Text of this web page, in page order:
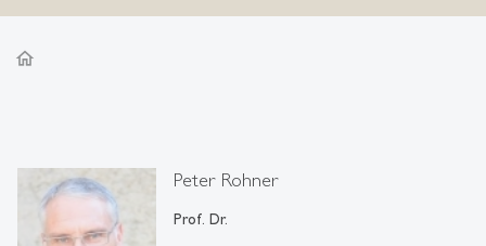
home
Peter Rohner
Prof. Dr.